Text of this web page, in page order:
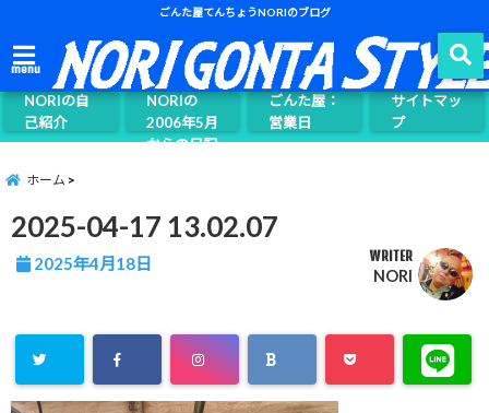
ごんた屋てんちょうNORIのブログ
menu
NORIの自
己紹介
ごんた屋て
んちょう
NORIの
2006年5月
からの日記
ごんた屋：
営業日
サイトマッ
プ
ホーム
2025-04-17 13.02.07
2025年4月18日 WRITER
NORI